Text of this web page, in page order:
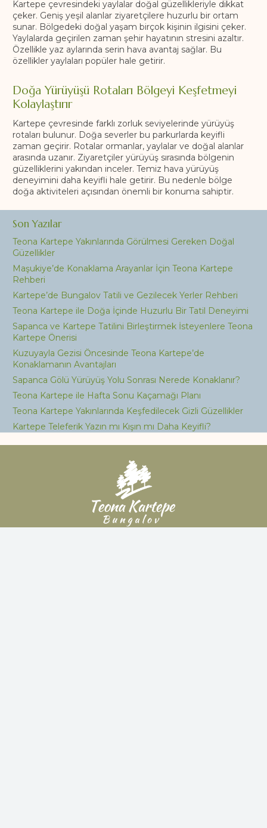
Kartepe çevresindeki yaylalar doğal güzellikleriyle dikkat
çeker. Geniş yeşil alanlar ziyaretçilere huzurlu bir ortam
sunar. Bölgedeki doğal yaşam birçok kişinin ilgisini çeker.
Yaylalarda geçirilen zaman şehir hayatının stresini azaltır.
Özellikle yaz aylarında serin hava avantaj sağlar. Bu
özellikler yaylaları popüler hale getirir.
Doğa Yürüyüşü Rotaları Bölgeyi Keşfetmeyi
Kolaylaştırır
Kartepe çevresinde farklı zorluk seviyelerinde yürüyüş
rotaları bulunur. Doğa severler bu parkurlarda keyifli
zaman geçirir. Rotalar ormanlar, yaylalar ve doğal alanlar
arasında uzanır. Ziyaretçiler yürüyüş sırasında bölgenin
güzelliklerini yakından inceler. Temiz hava yürüyüş
deneyimini daha keyifli hale getirir. Bu nedenle bölge
doğa aktiviteleri açısından önemli bir konuma sahiptir.
Son Yazılar
Teona Kartepe Yakınlarında Görülmesi Gereken Doğal
Güzellikler
Maşukiye’de Konaklama Arayanlar İçin Teona Kartepe
Rehberi
Kartepe’de Bungalov Tatili ve Gezilecek Yerler Rehberi
Teona Kartepe ile Doğa İçinde Huzurlu Bir Tatil Deneyimi
Sapanca ve Kartepe Tatilini Birleştirmek İsteyenlere Teona
Kartepe Önerisi
Kuzuyayla Gezisi Öncesinde Teona Kartepe’de
Konaklamanın Avantajları
Sapanca Gölü Yürüyüş Yolu Sonrası Nerede Konaklanır?
Teona Kartepe ile Hafta Sonu Kaçamağı Planı
Teona Kartepe Yakınlarında Keşfedilecek Gizli Güzellikler
Kartepe Teleferik Yazın mı Kışın mı Daha Keyifli?